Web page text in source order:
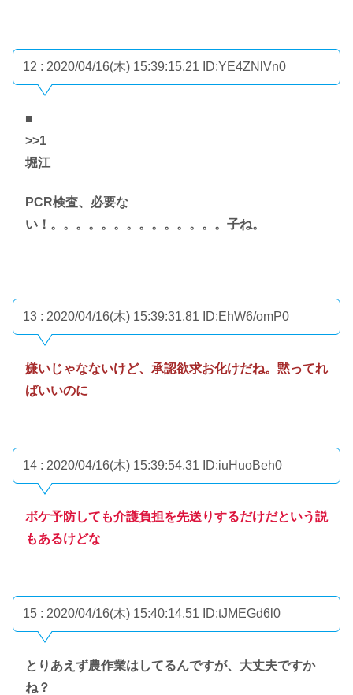
12 : 2020/04/16(木) 15:39:15.21 ID:YE4ZNlVn0
■
>>1
堀江
PCR検査、必要な
い！。。。。。。。。。。。。。。子ね。
13 : 2020/04/16(木) 15:39:31.81 ID:EhW6/omP0
嫌いじゃなないけど、承認欲求お化けだね。黙ってれ
ばいいのに
14 : 2020/04/16(木) 15:39:54.31 ID:iuHuoBeh0
ボケ予防しても介護負担を先送りするだけだという説
もあるけどな
15 : 2020/04/16(木) 15:40:14.51 ID:tJMEGd6l0
とりあえず農作業はしてるんですが、大丈夫ですか
ね？